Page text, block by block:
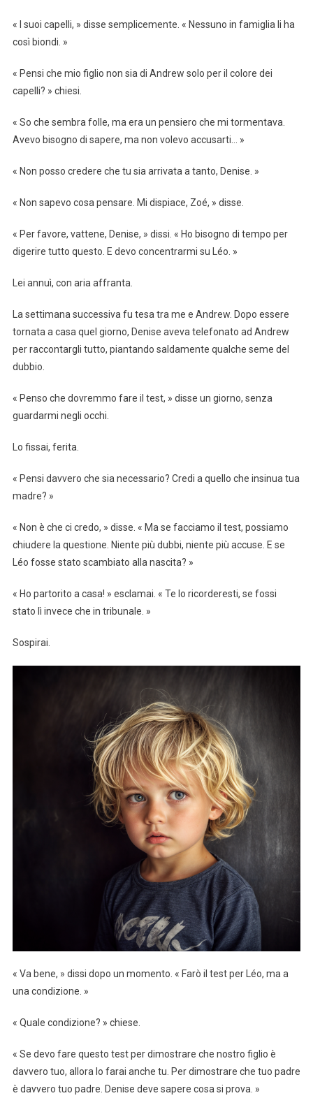
« I suoi capelli, » disse semplicemente. « Nessuno in famiglia li ha
così biondi. »
« Pensi che mio figlio non sia di Andrew solo per il colore dei
capelli? » chiesi.
« So che sembra folle, ma era un pensiero che mi tormentava.
Avevo bisogno di sapere, ma non volevo accusarti… »
« Non posso credere che tu sia arrivata a tanto, Denise. »
« Non sapevo cosa pensare. Mi dispiace, Zoé, » disse.
« Per favore, vattene, Denise, » dissi. « Ho bisogno di tempo per
digerire tutto questo. E devo concentrarmi su Léo. »
Lei annuì, con aria affranta.
La settimana successiva fu tesa tra me e Andrew. Dopo essere
tornata a casa quel giorno, Denise aveva telefonato ad Andrew
per raccontargli tutto, piantando saldamente qualche seme del
dubbio.
« Penso che dovremmo fare il test, » disse un giorno, senza
guardarmi negli occhi.
Lo fissai, ferita.
« Pensi davvero che sia necessario? Credi a quello che insinua tua
madre? »
« Non è che ci credo, » disse. « Ma se facciamo il test, possiamo
chiudere la questione. Niente più dubbi, niente più accuse. E se
Léo fosse stato scambiato alla nascita? »
« Ho partorito a casa! » esclamai. « Te lo ricorderesti, se fossi
stato lì invece che in tribunale. »
Sospirai.
« Va bene, » dissi dopo un momento. « Farò il test per Léo, ma a
una condizione. »
« Quale condizione? » chiese.
« Se devo fare questo test per dimostrare che nostro figlio è
davvero tuo, allora lo farai anche tu. Per dimostrare che tuo padre
è davvero tuo padre. Denise deve sapere cosa si prova. »